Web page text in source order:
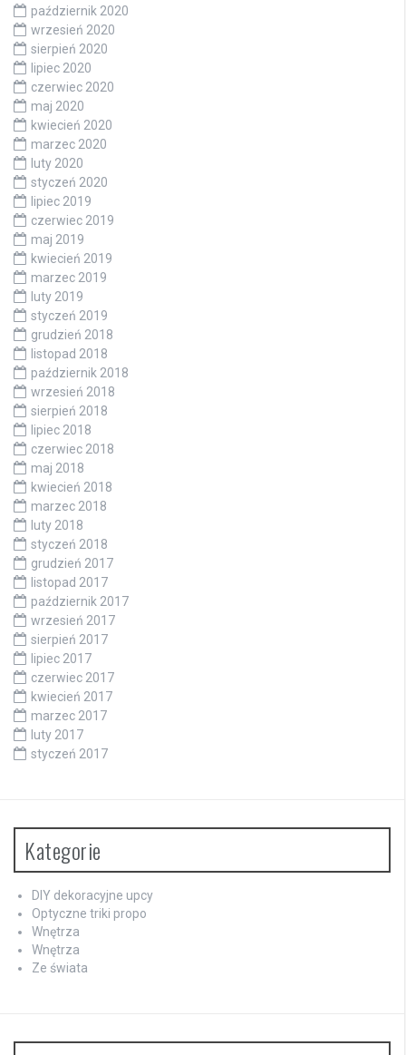
październik 2020
wrzesień 2020
sierpień 2020
lipiec 2020
czerwiec 2020
maj 2020
kwiecień 2020
marzec 2020
luty 2020
styczeń 2020
lipiec 2019
czerwiec 2019
maj 2019
kwiecień 2019
marzec 2019
luty 2019
styczeń 2019
grudzień 2018
listopad 2018
październik 2018
wrzesień 2018
sierpień 2018
lipiec 2018
czerwiec 2018
maj 2018
kwiecień 2018
marzec 2018
luty 2018
styczeń 2018
grudzień 2017
listopad 2017
październik 2017
wrzesień 2017
sierpień 2017
lipiec 2017
czerwiec 2017
kwiecień 2017
marzec 2017
luty 2017
styczeń 2017
Kategorie
DIY dekoracyjne upcy
Optyczne triki propo
Wnętrza
Wnętrza
Ze świata